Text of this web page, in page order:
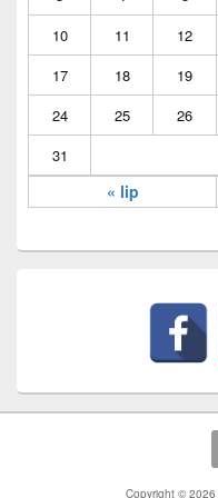
« lip
10
11 12
17
18 19
24
25 26
31
Copyright © 2026